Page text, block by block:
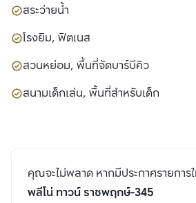
สระว่ายน้ำ
โรงยิม, ฟิตเนส
สวนหย่อม, พื้นที่จัดบาร์บีคิว
สนามเด็กเล่น, พื้นที่สำหรับเด็ก
คุณจะไม่พลาด หากมีประกาศรายการ
พลีโน่ ทาวน์ ราชพฤกษ์-345